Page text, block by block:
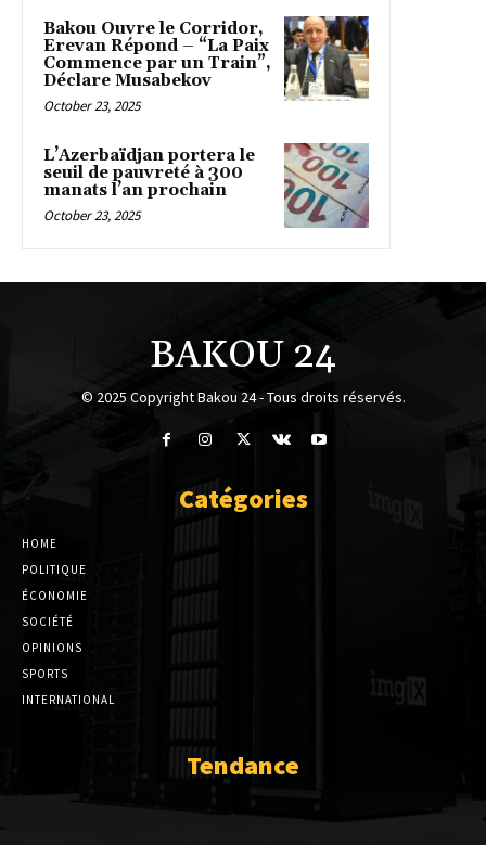
Bakou Ouvre le Corridor,
Erevan Répond – “La Paix
Commence par un Train”,
Déclare Musabekov
October 23, 2025
L’Azerbaïdjan portera le
seuil de pauvreté à 300
manats l’an prochain
October 23, 2025
BAKOU 24
© 2025 Copyright Bakou 24 - Tous droits réservés.
Catégories
HOME
POLITIQUE
ÉCONOMIE
SOCIÉTÉ
OPINIONS
SPORTS
INTERNATIONAL
Tendance